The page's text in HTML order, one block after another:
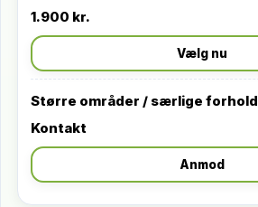
1.900 kr.
Vælg nu
Større områder / særlige forhold
Kontakt
Anmod